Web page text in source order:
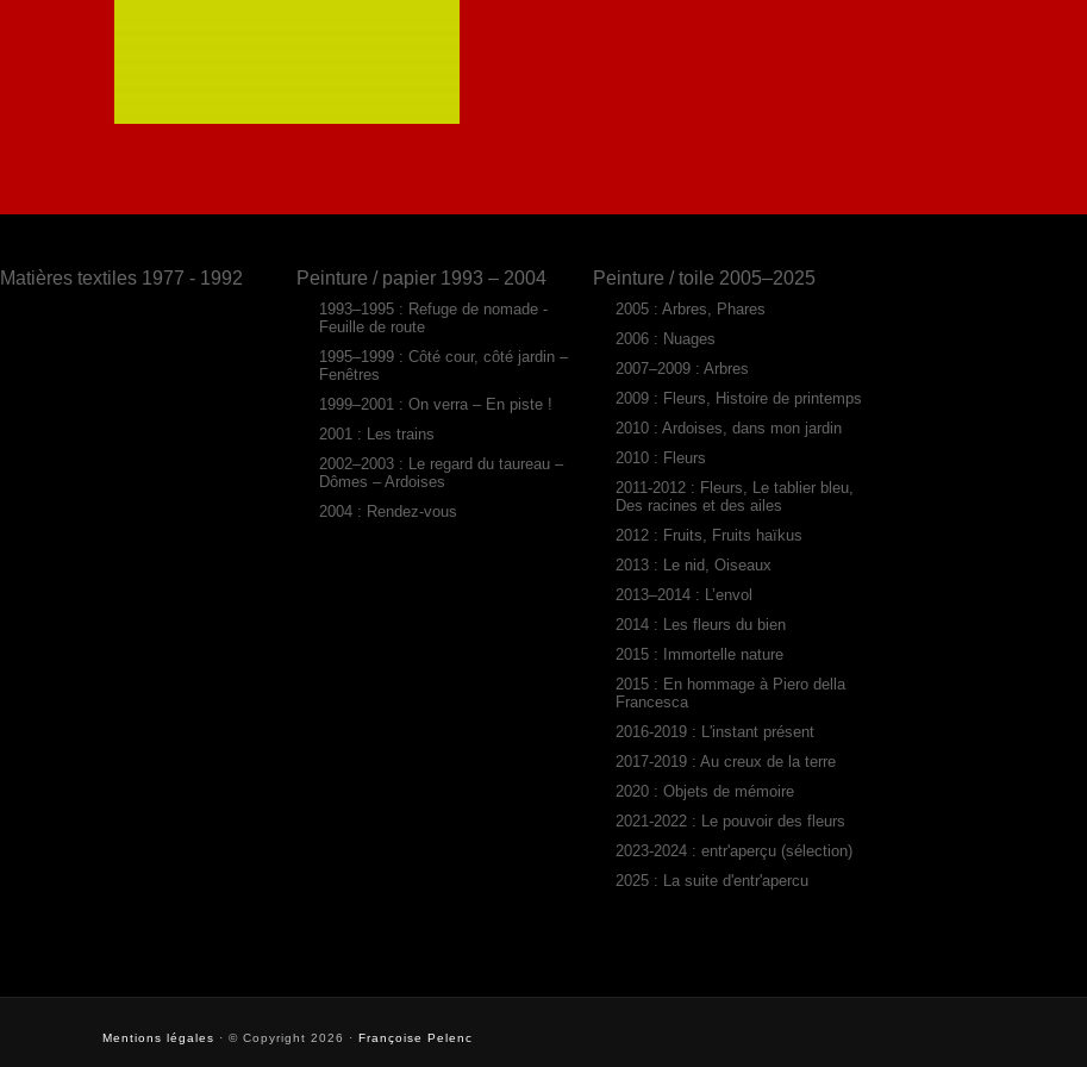
Matières textiles 1977 - 1992 Peinture / papier 1993 – 2004
1993–1995 : Refuge de nomade -
Feuille de route
1995–1999 : Côté cour, côté jardin –
Fenêtres
1999–2001 : On verra – En piste !
2001 : Les trains
2002–2003 : Le regard du taureau –
Dômes – Ardoises
2004 : Rendez-vous
Peinture / toile 2005–2025
2005 : Arbres, Phares
2006 : Nuages
2007–2009 : Arbres
2009 : Fleurs, Histoire de printemps
2010 : Ardoises, dans mon jardin
2010 : Fleurs
2011-2012 : Fleurs, Le tablier bleu,
Des racines et des ailes
2012 : Fruits, Fruits haïkus
2013 : Le nid, Oiseaux
2013–2014 : L’envol
2014 : Les fleurs du bien
2015 : Immortelle nature
2015 : En hommage à Piero della
Francesca
2016-2019 : L'instant présent
2017-2019 : Au creux de la terre
2020 : Objets de mémoire
2021-2022 : Le pouvoir des fleurs
2023-2024 : entr'aperçu (sélection)
2025 : La suite d'entr'apercu
Mentions légales · © Copyright 2026 · Françoise Pelenc